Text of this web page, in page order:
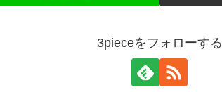
3pieceをフォローする